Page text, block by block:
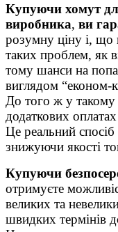
Купуючи хомут
виробника, ви
розумну ціну і, що
таких проблем, як
тому шанси на
виглядом “економ-
До того ж у такому
додаткових
Це реальний
знижуючи якості
Купуючи
отримуєте
великих та
швидких термінів